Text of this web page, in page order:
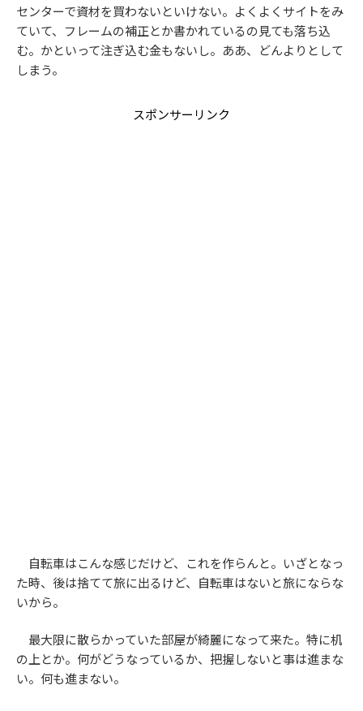
センターで資材を買わないといけない。よくよくサイトをみ
ていて、フレームの補正とか書かれているの見ても落ち込
む。かといって注ぎ込む金もないし。ああ、どんよりとして
しまう。
スポンサーリンク
自転車はこんな感じだけど、これを作らんと。いざとなっ
た時、後は捨てて旅に出るけど、自転車はないと旅にならな
いから。
最大限に散らかっていた部屋が綺麗になって来た。特に机
の上とか。何がどうなっているか、把握しないと事は進まな
い。何も進まない。